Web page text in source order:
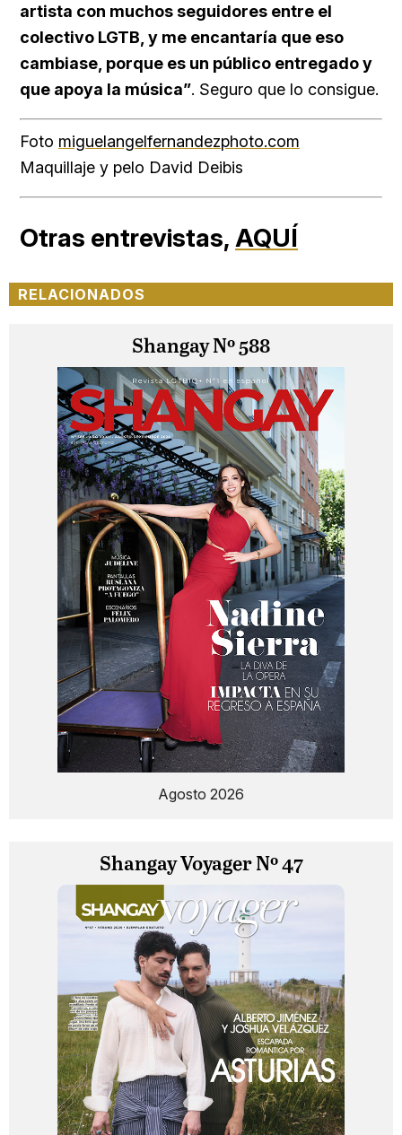
artista con muchos seguidores entre el
colectivo LGTB, y me encantaría que eso
cambiase, porque es un público entregado y
que apoya la música”. Seguro que lo consigue.
Foto miguelangelfernandezphoto.com
Maquillaje y pelo David Deibis
Otras entrevistas, AQUÍ
RELACIONADOS
Shangay Nº 588
Agosto 2026
Shangay Voyager Nº 47